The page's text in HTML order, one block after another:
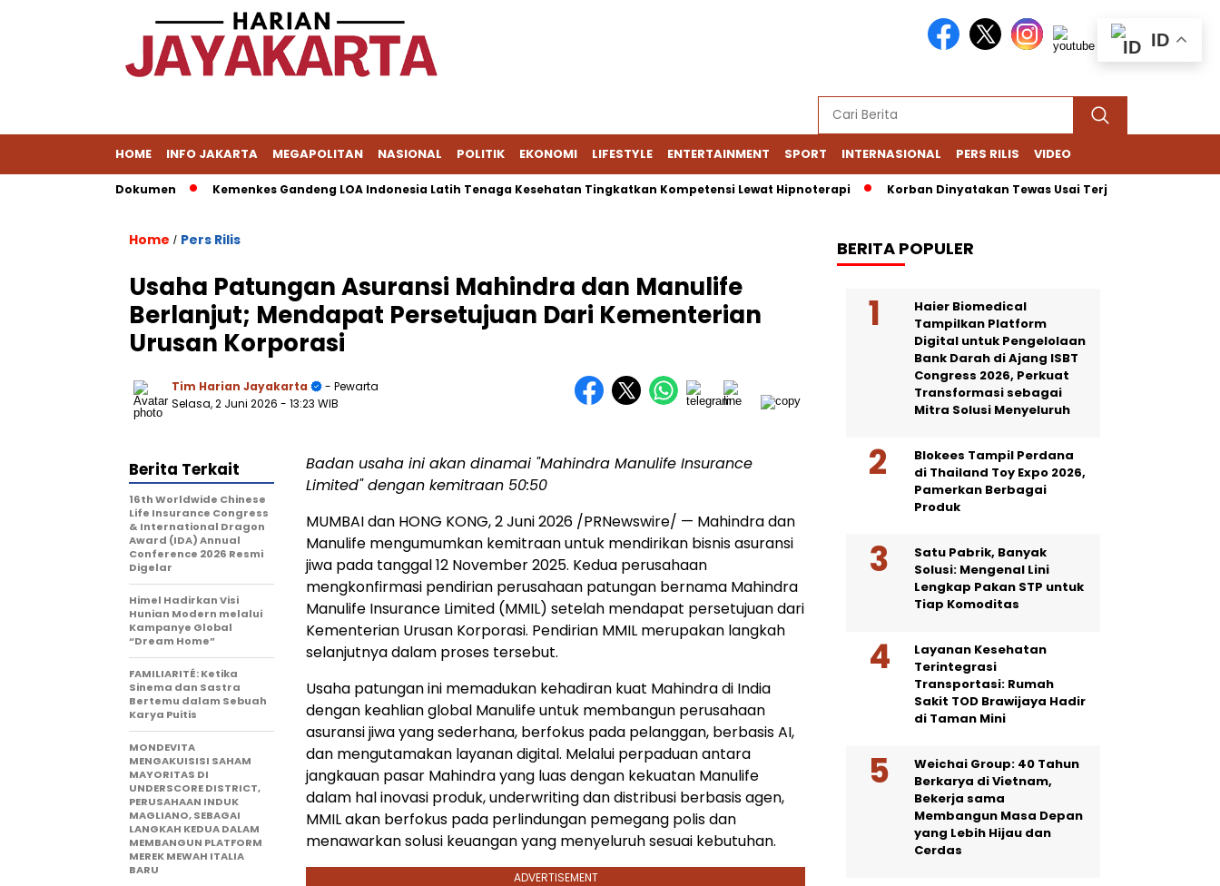
HOME INFO JAKARTA MEGAPOLITAN NASIONAL POLITIK EKONOMI LIFESTYLE ENTERTAINMENT SPORT INTERNASIONAL PERS RILIS VIDEO
Dalami Dokumen Kemenkes Gandeng LOA Indonesia Latih Tenaga Kesehatan Tingkatkan Kompetensi Lewat Hipnoterapi Korban Dinyatakan Tewas Usai Terjatuh dari Gedung
Home / Pers Rilis
Usaha Patungan Asuransi Mahindra dan Manulife
Berlanjut; Mendapat Persetujuan Dari Kementerian
Urusan Korporasi
Tim Harian Jayakarta
- Pewarta
Selasa, 2 Juni 2026 - 13:23 WIB
Badan usaha ini akan dinamai "Mahindra Manulife Insurance
Limited" dengan kemitraan 50:50
MUMBAI dan HONG KONG,2 Juni 2026 /PRNewswire/ — Mahindra dan
Manulife mengumumkan kemitraan untuk mendirikan bisnis asuransi
jiwa pada tanggal 12 November 2025. Kedua perusahaan
mengkonfirmasi pendirian perusahaan patungan bernama Mahindra
Manulife Insurance Limited (MMIL) setelah mendapat persetujuan dari
Kementerian Urusan Korporasi. Pendirian MMIL merupakan langkah
selanjutnya dalam proses tersebut.
Usaha patungan ini memadukan kehadiran kuat Mahindra di India
dengan keahlian global Manulife untuk membangun perusahaan
asuransi jiwa yang sederhana, berfokus pada pelanggan, berbasis AI,
dan mengutamakan layanan digital. Melalui perpaduan antara
jangkauan pasar Mahindra yang luas dengan kekuatan Manulife
dalam hal inovasi produk, underwriting dan distribusi berbasis agen,
MMIL akan berfokus pada perlindungan pemegang polis dan
menawarkan solusi keuangan yang menyeluruh sesuai kebutuhan.
ADVERTISEMENT
Berita Terkait
16th Worldwide Chinese
Life Insurance Congress
& International Dragon
Award (IDA) Annual
Conference 2026 Resmi
Digelar
Himel Hadirkan Visi
Hunian Modern melalui
Kampanye Global
“Dream Home”
FAMILIARITÉ: Ketika
Sinema dan Sastra
Bertemu dalam Sebuah
Karya Puitis
MONDEVITA
MENGAKUISISI SAHAM
MAYORITAS DI
UNDERSCORE DISTRICT,
PERUSAHAAN INDUK
MAGLIANO, SEBAGAI
LANGKAH KEDUA DALAM
MEMBANGUN PLATFORM
MEREK MEWAH ITALIA
BARU
BERITA POPULER
Haier Biomedical
Tampilkan Platform
Digital untuk Pengelolaan
Bank Darah di Ajang ISBT
Congress 2026, Perkuat
Transformasi sebagai
Mitra Solusi Menyeluruh
Blokees Tampil Perdana
di Thailand Toy Expo 2026,
Pamerkan Berbagai
Produk
Satu Pabrik, Banyak
Solusi: Mengenal Lini
Lengkap Pakan STP untuk
Tiap Komoditas
Layanan Kesehatan
Terintegrasi
Transportasi: Rumah
Sakit TOD Brawijaya Hadir
di Taman Mini
Weichai Group: 40 Tahun
Berkarya di Vietnam,
Bekerja sama
Membangun Masa Depan
yang Lebih Hijau dan
Cerdas
ID